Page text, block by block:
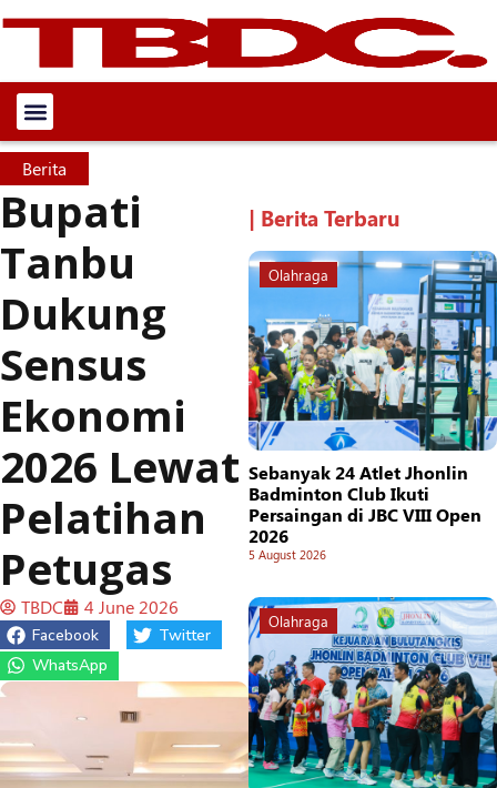
Berita
Bupati
Tanbu
Dukung
Sensus
Ekonomi
2026 Lewat
Pelatihan
Petugas
TBDC 4 June 2026
Facebook
Twitter
WhatsApp
| Berita Terbaru
Olahraga
Sebanyak 24 Atlet Jhonlin
Badminton Club Ikuti
Persaingan di JBC VIII Open
2026
5 August 2026
Olahraga